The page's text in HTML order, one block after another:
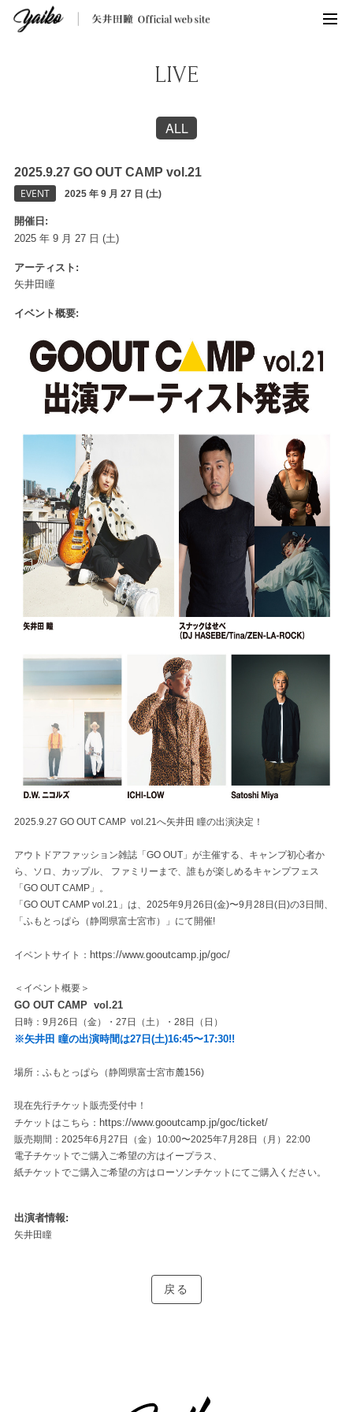
LIVE
ALL
2025.9.27 GO OUT CAMP vol.21
EVENT 2025 年 9 月 27 日 (土)
開催日
2025 年 9 月 27 日 (土)
アーティスト
矢井田瞳
イベント概要
2025.9.27 GO OUT CAMP vol.21へ矢井田 瞳の出演決定！
アウトドアファッション雑誌「GO OUT」が主催する、キャンプ初心者か
ら、ソロ、カップル、 ファミリーまで、誰もが楽しめるキャンプフェス
「GO OUT CAMP」。
「GO OUT CAMP vol.21」は、2025年9月26日(金)〜9月28日(日)の3日間、
「ふもとっぱら（静岡県富士宮市）」にて開催!
イベントサイト： https://www.gooutcamp.jp/goc/
＜イベント概要＞
GO OUT CAMP vol.21
日時：9月26日（金）・27日（土）・28日（日）
※矢井田 瞳の出演時間は27日(土)16:45〜17:30!!
場所：ふもとっぱら（静岡県富士宮市麓156)
現在先行チケット販売受付中！
チケットはこちら： https://www.gooutcamp.jp/goc/ticket/
販売期間：2025年6月27日（金）10:00〜2025年7月28日（月）22:00
電子チケットでご購入ご希望の方はイープラス、
紙チケットでご購入ご希望の方はローソンチケットにてご購入ください。
出演者情報
矢井田瞳
戻る